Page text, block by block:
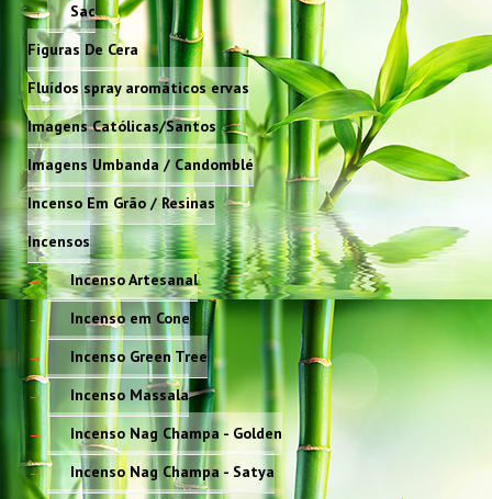
Sac
Figuras De Cera
Fluídos spray aromáticos ervas
Imagens Católicas/Santos
Imagens Umbanda / Candomblé
Incenso Em Grão / Resinas
Incensos
Incenso Artesanal
Incenso em Cone
Incenso Green Tree
Incenso Massala
Incenso Nag Champa - Golden
Incenso Nag Champa - Satya